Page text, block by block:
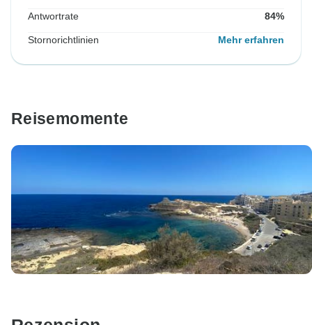
Antwortrate 84%
Stornorichtlinien Mehr erfahren
Reisemomente